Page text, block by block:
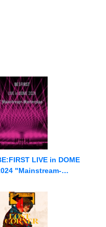
LIVE in DOME
"Mainstream-